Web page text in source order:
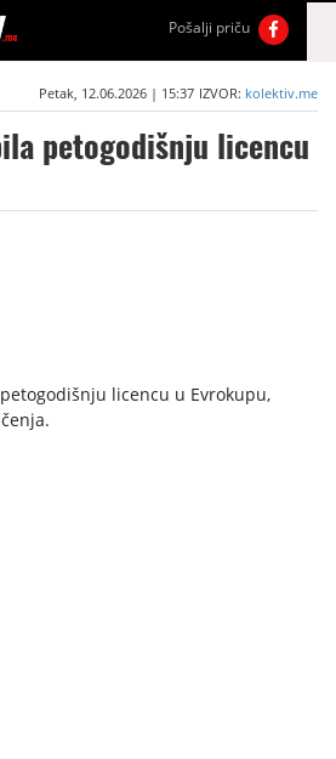
Pošalji priču
Petak, 12.06.2026 | 15:37 IZVOR: kolektiv.me
petogodišnju licencu
licencu u Evrokupu,